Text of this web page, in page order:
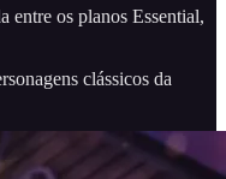
entre os planos Essential,
clássicos da